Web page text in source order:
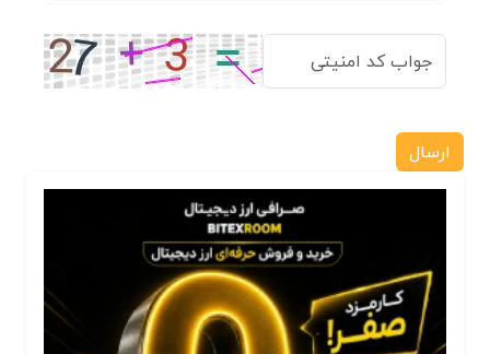
ارسال